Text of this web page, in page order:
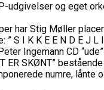
udgivelser og eget
har Stig Møller
S I K K E E N D E J L I
Ingemann CD
ER SKØNT”
numre, lånte